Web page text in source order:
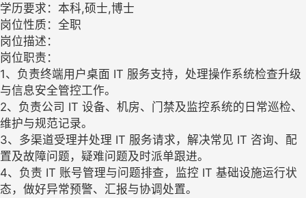
学历要求：本科,硕士,博士
岗位性质：全职
岗位描述：
岗位职责：
1、负责终端用户桌面 IT 服务支持，处理操作系统检查升级
与信息安全管控工作。
2、负责公司 IT 设备、机房、门禁及监控系统的日常巡检、
维护与规范记录。
3、多渠道受理并处理 IT 服务请求，解决常见 IT 咨询、配
置及故障问题，疑难问题及时派单跟进。
4、负责 IT 账号管理与问题排查，监控 IT 基础设施运行状
态，做好异常预警、汇报与协调处置。